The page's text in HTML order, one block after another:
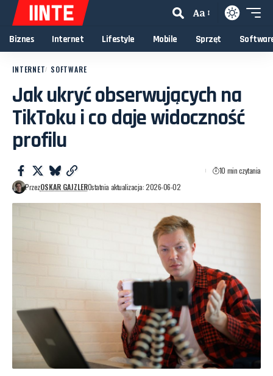
Aa
Biznes Internet Lifestyle Mobile Sprzęt
INTERNET SOFTWARE
Jak ukryć obserwujących na
TikToku i co daje widoczność
profilu
PrzezOSKAR GAJZLEROstatnia aktualizacja: 2026-06-02
10 min czytania